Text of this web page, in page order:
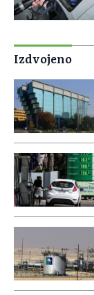
Izdvojeno